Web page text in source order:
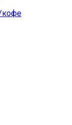
кофе